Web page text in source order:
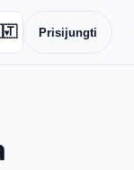
▾ Prisijungti